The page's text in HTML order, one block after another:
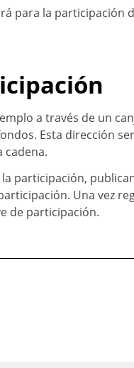
para la participación
a través de un
Esta dirección
cadena.
participación,
Una vez
de participación.